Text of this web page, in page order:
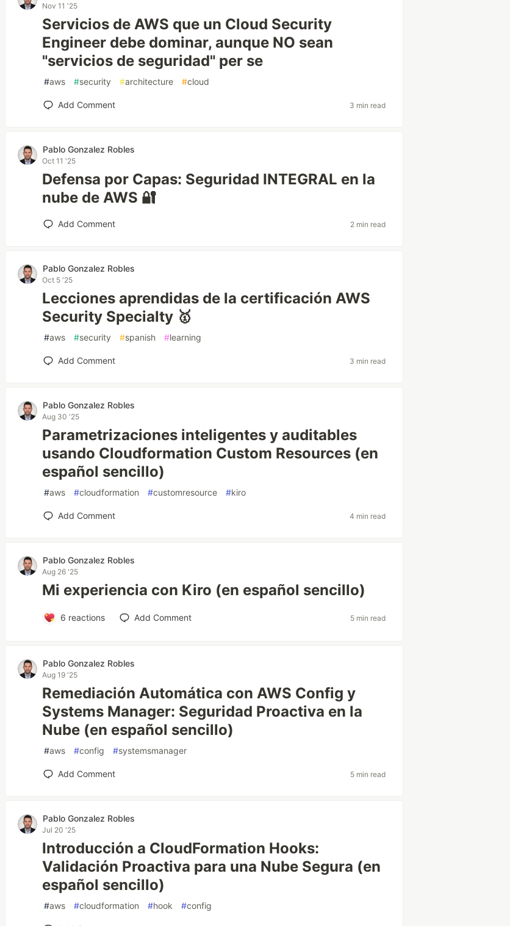
Nov 11 '25
Servicios de AWS que un Cloud Security
Engineer debe dominar, aunque NO sean
"servicios de seguridad" per se
#aws #security #architecture #cloud
Add Comment 3 min read
Pablo Gonzalez Robles
Oct 11 '25
Defensa por Capas: Seguridad INTEGRAL en la
nube de AWS 🔐
Add Comment 2 min read
Pablo Gonzalez Robles
Oct 5 '25
Lecciones aprendidas de la certificación AWS
Security Specialty 🥇
#aws #security #spanish #learning
Add Comment 3 min read
Pablo Gonzalez Robles
Aug 30 '25
Parametrizaciones inteligentes y auditables
usando Cloudformation Custom Resources (en
español sencillo)
#aws #cloudformation #customresource #kiro
Add Comment 4 min read
Pablo Gonzalez Robles
Aug 26 '25
Mi experiencia con Kiro (en español sencillo)
6 reactions Add Comment 5 min read
Pablo Gonzalez Robles
Aug 19 '25
Remediación Automática con AWS Config y
Systems Manager: Seguridad Proactiva en la
Nube (en español sencillo)
#aws #config #systemsmanager
Add Comment 5 min read
Pablo Gonzalez Robles
Jul 20 '25
Introducción a CloudFormation Hooks:
Validación Proactiva para una Nube Segura (en
español sencillo)
#aws #cloudformation #hook #config